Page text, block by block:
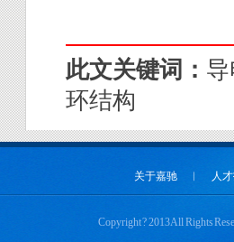
此文关键词：
环结构
关于嘉驰 ︱ 人
Copyright ? 2013 All Rights